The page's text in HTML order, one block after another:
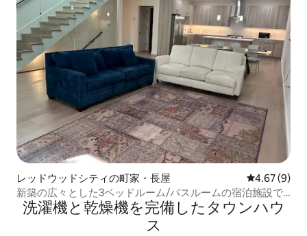
レッドウッドシティの町家・長屋 レビュー9
4.67 (9)
新築の広々とした3ベッドルーム/バスルームの宿泊施設で8
人まで宿泊可能
洗濯機と乾燥機を完備したタウンハウ
ス